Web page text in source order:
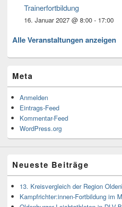
Trainerfortbildung
16. Januar 2027 @ 8:00 - 17:00
Alle Veranstaltungen anzeigen
Meta
Anmelden
Eintrags-Feed
Kommentar-Feed
WordPress.org
Neueste Beiträge
13. Kreisvergleich der Region
Kampfrichter:innen-Fortbildung im